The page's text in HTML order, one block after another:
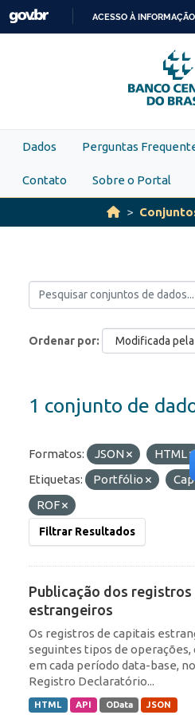
Skip to main content
PARA
O
ACESSO À INFORMAÇÃO
Dados Perguntas
Contato Sobre o Portal
Ordenar por
1 conjunto de
Formatos: JSON HTML
Etiquetas:
Portfólio
ROF
Filtrar Resultados
Publicação dos
estrangeiros
Os registros de capitais
seguintes tipos de operações,
em cada período data-base,
Registro Declaratório...
HTML API OData JSON